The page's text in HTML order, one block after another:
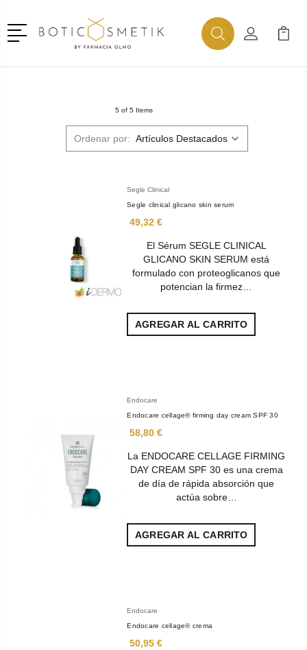
Menú
BuscarMi Cuenta
Mi
5 of 5 Items
Ordenar por:
Segle Clinical
Segle clinical glicano skin serum
49,32 €
El Sérum SEGLE CLINICAL
GLICANO SKIN SERUM está
formulado con proteoglicanos que
potencian la firmez…
AGREGAR AL CARRITO
Endocare
Endocare cellage® firming day cream SPF 30
58,80 €
La ENDOCARE CELLAGE FIRMING
DAY CREAM SPF 30 es una crema
de día de rápida absorción que
actúa sobre…
AGREGAR AL CARRITO
Endocare
Endocare cellage® crema
50,95 €